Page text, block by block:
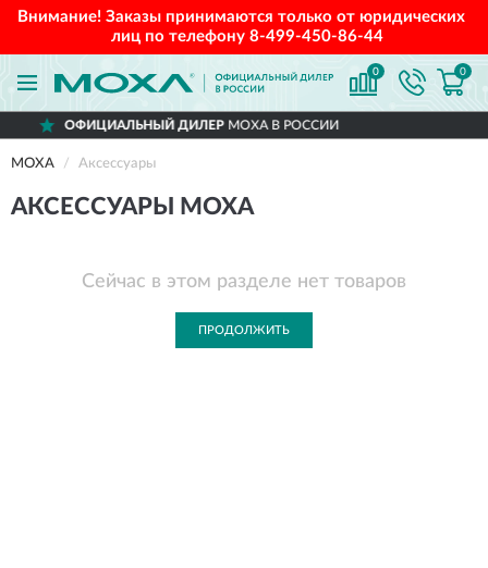
Внимание! Заказы принимаются только от юридических
лиц по телефону 8-499-450-86-44
0 0
ОФИЦИАЛЬНЫЙ ДИЛЕРMOXA В РОССИИ
MOXA Аксессуары
АКСЕССУАРЫ MOXA
Сейчас в этом разделе нет товаров
ПРОДОЛЖИТЬ